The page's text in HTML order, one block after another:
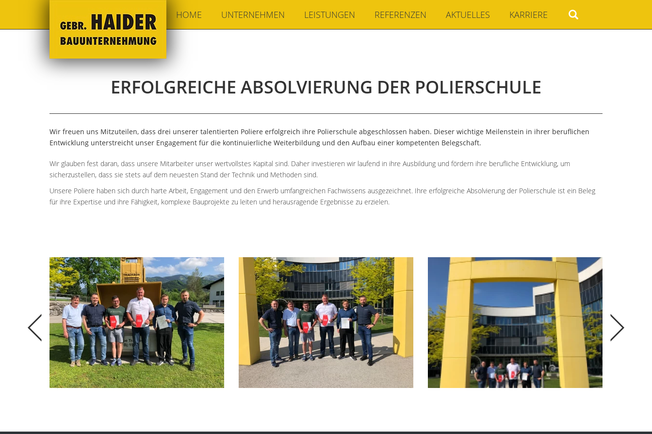
HOME UNTERNEHMEN LEISTUNGEN REFERENZEN AKTUELLES KARRIERE
ERFOLGREICHE ABSOLVIERUNG DER POLIERSCHULE
Wir freuen uns Mitzuteilen, dass drei unserer talentierten Poliere erfolgreich ihre Polierschule abgeschlossen haben. Dieser wichtige Meilenstein in ihrer beruflichen
Entwicklung unterstreicht unser Engagement für die kontinuierliche Weiterbildung und den Aufbau einer kompetenten Belegschaft.
Wir glauben fest daran, dass unsere Mitarbeiter unser wertvollstes Kapital sind. Daher investieren wir laufend in ihre Ausbildung und fördern ihre berufliche Entwicklung, um
sicherzustellen, dass sie stets auf dem neuesten Stand der Technik und Methoden sind.
Unsere Poliere haben sich durch harte Arbeit, Engagement und den Erwerb umfangreichen Fachwissens ausgezeichnet. Ihre erfolgreiche Absolvierung der Polierschule ist ein Beleg
für ihre Expertise und ihre Fähigkeit, komplexe Bauprojekte zu leiten und herausragende Ergebnisse zu erzielen.